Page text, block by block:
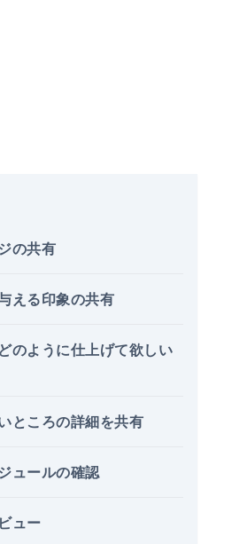
の共有
える印象の共有
のように仕上げて欲しい
ところの詳細を共有
ュールの確認
ュー